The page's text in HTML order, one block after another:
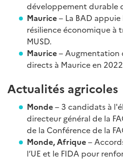
développement durable
Maurice– La BAD
résilience économique à
MUSD.
Maurice– Augmentation
directs à Maurice en
Actualités agricoles
Monde– 3 candidats à
directeur général de la
de la Conférence de la
Monde, Afrique–
l’UE et le FIDA pour